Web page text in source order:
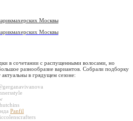
Москвы
Москвы
в сочетании с распущенными волосами, но
разнообразие вариантов. Собрали подборку
в грядущем сезоне:
Panfil